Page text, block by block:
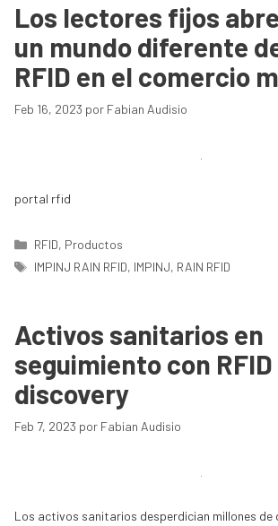
Los lectores fijos
un mundo diferente
RFID en el comercio
Feb 16, 2023 por Fabian Audisio
portal rfid
Categorías
RFID, Productos
Etiquetas
IMPINJ RAIN RFID, IMPINJ, RAIN RFID
Activos sanitarios en
seguimiento con RFID
discovery
Feb 7, 2023 por Fabian Audisio
Los activos sanitarios desperdician millones de